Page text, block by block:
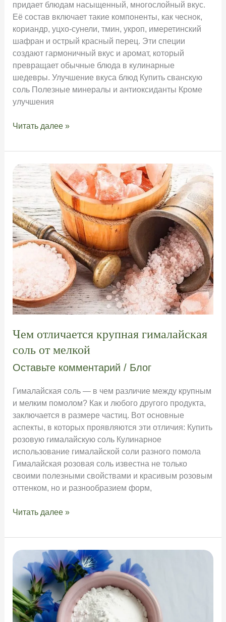
придает блюдам насыщенный, многослойный вкус.
Её состав включает такие компоненты, как чеснок,
кориандр, уцхо-сунели, тмин, укроп, имеретинский
шафран и острый красный перец. Эти специи
создают гармоничный вкус и аромат, который
превращает обычные блюда в кулинарные
шедевры. Улучшение вкуса блюд Купить сванскую
соль Полезные минералы и антиоксиданты Кроме
улучшения
Сванская
—
основное
назначение
Читать далее »
Чем отличается крупная гималайская
соль от мелкой
Оставьте комментарий / Блог
Гималайская соль — в чем различие между крупным
и мелким помолом? Как и любого другого продукта,
заключается в размере частиц. Вот основные
аспекты, в которых проявляются эти отличия: Купить
розовую гималайскую соль Кулинарное
использование гималайской соли разного помола
Гималайская розовая соль известна не только
своими полезными свойствами и красивым розовым
оттенком, но и разнообразием форм,
Чем
крупная
гималайская
соль
мелкой
Читать далее »